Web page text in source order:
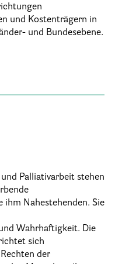
-hospizdienste
oder Altenpflegeheim
und Kostenträgern in
und Bundesebene.
und Palliativarbeit stehen
ihm Nahestehenden. Sie
Wahrhaftigkeit. Die
sich
der